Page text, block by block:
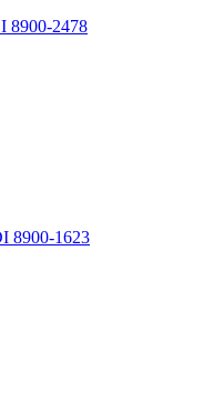
8900-2478
8900-1623